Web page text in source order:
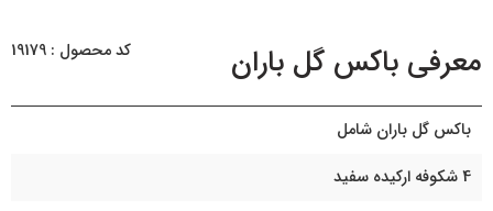
معرفی باکس گل باران کد محصول : 19179
باکس گل باران شامل
4 شکوفه ارکیده سفید